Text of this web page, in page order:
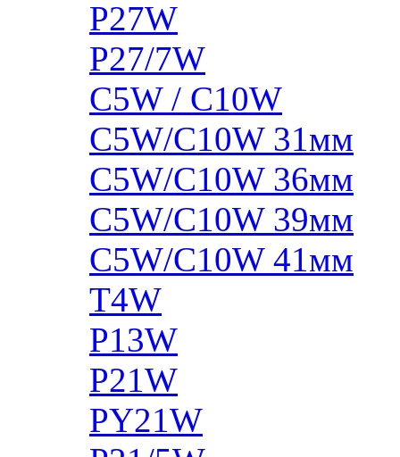
P27W
P27/7W
C5W / C10W
C5W/C10W 31мм
C5W/C10W 36мм
C5W/C10W 39мм
C5W/C10W 41мм
T4W
P13W
P21W
PY21W